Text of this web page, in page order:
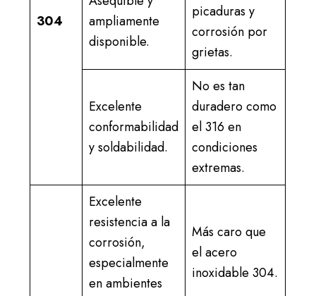
304
ampliamente
disponible.
picaduras y
corrosión por
grietas.
Excelente
conformabilidad
y soldabilidad.
No es tan
duradero como
el 316 en
condiciones
extremas.
Excelente
resistencia a la
corrosión,
especialmente
en ambientes
Más caro que
el acero
inoxidable 304.